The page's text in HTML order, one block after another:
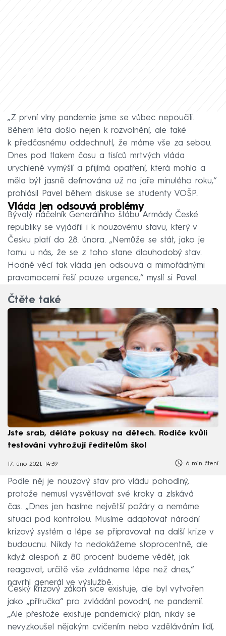
„Z první vlny pandemie jsme se vůbec nepoučili.
Během léta došlo nejen k rozvolnění, ale také
k předčasnému oddechnutí, že máme vše za sebou.
Dnes pod tlakem času a tisíců mrtvých vláda
urychleně vymýšlí a přijímá opatření, která mohla a
měla být jasně definována už na jaře minulého roku,“
prohlásil Pavel během diskuse se studenty VOŠP.
Vláda jen odsouvá problémy
Bývalý náčelník Generálního štábu Armády České
republiky se vyjádřil i k nouzovému stavu, který v
Česku platí do 28. února. „Nemůže se stát, jako je
tomu u nás, že se z toho stane dlouhodobý stav.
Hodně věcí tak vláda jen odsouvá a mimořádnými
pravomocemi řeší pouze urgence,“ myslí si Pavel.
Čtěte také
Jste srab, děláte pokusy na dětech. Rodiče kvůli
testování vyhrožují ředitelům škol
17. úno 2021, 14:39 6 min čtení
Podle něj je nouzový stav pro vládu pohodlný,
protože nemusí vysvětlovat své kroky a získává
čas. „Dnes jen hasíme největší požáry a nemáme
situaci pod kontrolou. Musíme adaptovat národní
krizový systém a lépe se připravovat na další krize v
budoucnu. Nikdy to nedokážeme stoprocentně, ale
když alespoň z 80 procent budeme vědět, jak
reagovat, určitě vše zvládneme lépe než dnes,“
navrhl generál ve výslužbě.
Český krizový zákon sice existuje, ale byl vytvořen
jako „příručka“ pro zvládání povodní, ne pandemií.
„Ale přestože existuje pandemický plán, nikdy se
nevyzkoušel nějakým cvičením nebo vzděláváním lidí,